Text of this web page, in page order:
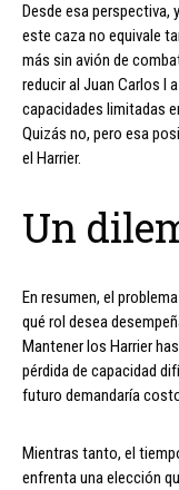
Desde esa perspectiva,
este caza no equivale
más sin avión de
reducir al Juan Carlos I
capacidades limitadas
Quizás no, pero esa
el Harrier.
Un
En resumen, el
qué rol desea
Mantener los Harrier
pérdida de capacidad
futuro demandaría
Mientras tanto, el
enfrenta una elección